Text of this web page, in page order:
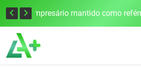
Edital para construção de ponte entre Itapiranga e Barra do Guarita deve ser lançado no segundo semestre